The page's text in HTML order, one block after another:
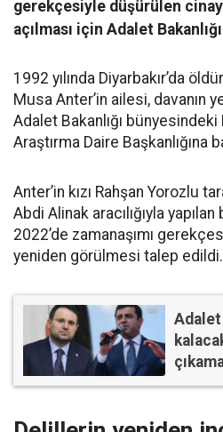
gerekçesiyle düşürülen
açılması için Adalet
1992 yılında Diyarbakır’da
Musa Anter’in ailesi, davanın
Adalet Bakanlığı
Araştırma Daire Başkanlığına
Anter’in kızı Rahşan Yorozlu
Abdi Alinak aracılığıyla
2022’de zamanaşımı
yeniden görülmesi talep edildi.
Adalet